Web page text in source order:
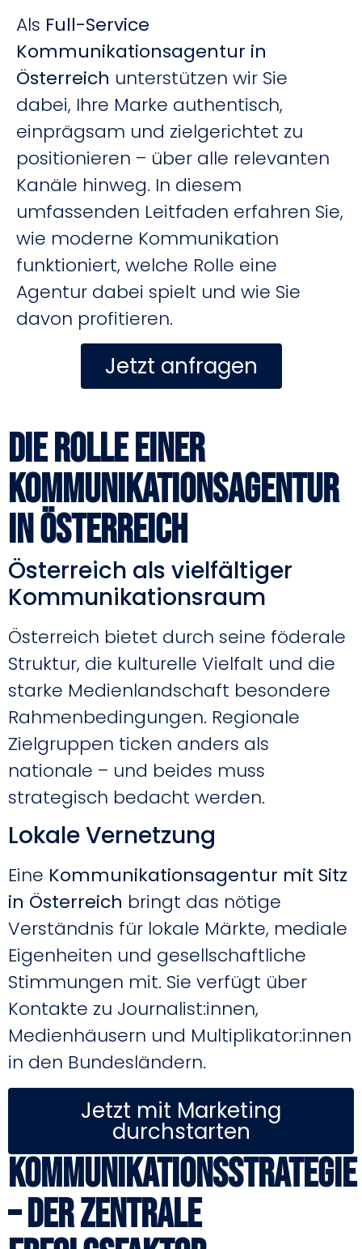
Als Full-Service
Kommunikationsagentur in
Österreich unterstützen wir Sie
dabei, Ihre Marke authentisch,
einprägsam und zielgerichtet zu
positionieren – über alle relevanten
Kanäle hinweg. In diesem
umfassenden Leitfaden erfahren Sie,
wie moderne Kommunikation
funktioniert, welche Rolle eine
Agentur dabei spielt und wie Sie
davon profitieren.
Jetzt anfragen
Die Rolle einer
Kommunikationsagentur
in Österreich
Österreich als vielfältiger
Kommunikationsraum
Österreich bietet durch seine föderale
Struktur, die kulturelle Vielfalt und die
starke Medienlandschaft besondere
Rahmenbedingungen. Regionale
Zielgruppen ticken anders als
nationale – und beides muss
strategisch bedacht werden.
Lokale Vernetzung
Eine Kommunikationsagentur mit Sitz
in Österreich bringt das nötige
Verständnis für lokale Märkte, mediale
Eigenheiten und gesellschaftliche
Stimmungen mit. Sie verfügt über
Kontakte zu Journalist:innen,
Medienhäusern und Multiplikator:innen
in den Bundesländern.
Jetzt mit Marketing
durchstarten
Kommunikationsstrategie
– der zentrale